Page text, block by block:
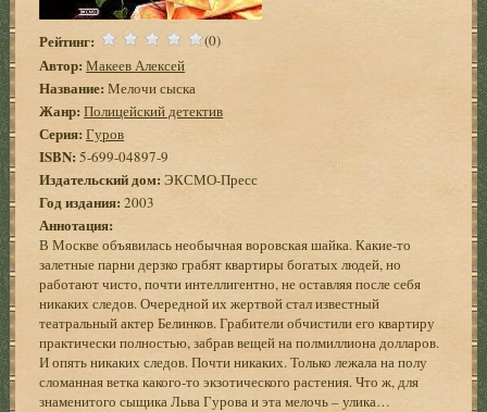
Рейтинг: (0)
Автор: Макеев Алексей
Название: Мелочи сыска
Жанр: Полицейский детектив
Серия: Гуров
ISBN: 5-699-04897-9
Издательский дом: ЭКСМО-Пресс
Год издания: 2003
Аннотация:
В Москве объявилась необычная воровская шайка. Какие-то
залетные парни дерзко грабят квартиры богатых людей, но
работают чисто, почти интеллигентно, не оставляя после себя
никаких следов. Очередной их жертвой стал известный
театральный актер Белинков. Грабители обчистили его квартиру
практически полностью, забрав вещей на полмиллиона долларов.
И опять никаких следов. Почти никаких. Только лежала на полу
сломанная ветка какого-то экзотического растения. Что ж, для
знаменитого сыщика Льва Гурова и эта мелочь – улика…